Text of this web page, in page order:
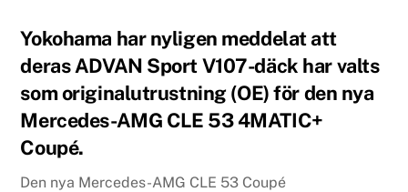
Yokohama har nyligen meddelat att
deras ADVAN Sport V107-däck har valts
som originalutrustning (OE) för den nya
Mercedes-AMG CLE 53 4MATIC+
Coupé.
Den nya Mercedes-AMG CLE 53 Coupé